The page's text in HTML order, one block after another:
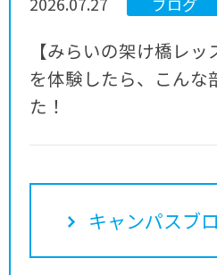
【みらいの架け橋レ
を体験したら、こんな
た！
キャンパスブ